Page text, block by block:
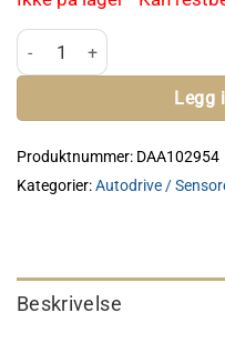
Mark 7 Primer
Legg
Produktnummer: DAA102954
Kategorier:Autodrive /
Beskrivelse